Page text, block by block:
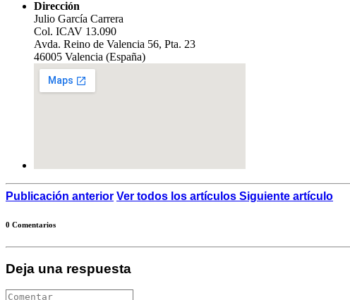
Dirección
Julio García Carrera
Col. ICAV 13.090
Avda. Reino de Valencia 56, Pta. 23
46005 Valencia (España)
Publicación anterior Ver todos los artículos Siguiente artículo
0 Comentarios
Deja una respuesta